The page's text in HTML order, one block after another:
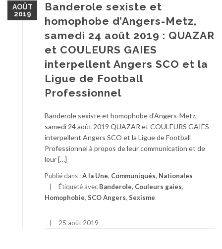
AOÛT
2019
Banderole sexiste et
homophobe d’Angers-Metz,
samedi 24 août 2019 : QUAZAR
et COULEURS GAIES
interpellent Angers SCO et la
Ligue de Football
Professionnel
Banderole sexiste et homophobe d’Angers-Metz,
samedi 24 août 2019 QUAZAR et COULEURS GAIES
interpellent Angers SCO et la Ligue de Football
Professionnel à propos de leur communication et de
leur […]
Publié dans :A la Une, Communiqués, Nationales
Étiqueté avec Banderole, Couleurs gaies,
Homophobie, SCO Angers, Sexisme
25 août 2019